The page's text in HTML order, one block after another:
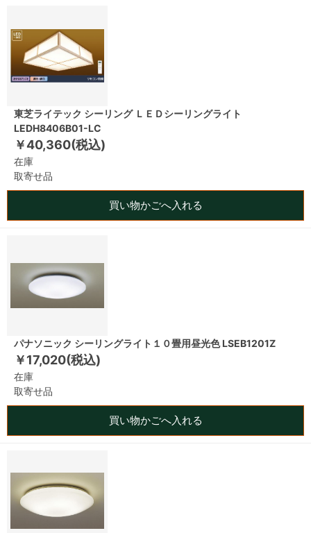
東芝ライテック シーリング ＬＥＤシーリングライト
LEDH8406B01-LC
￥40,360(税込)
在庫
取寄せ品
買い物かごへ入れる
パナソニック シーリングライト１０畳用昼光色 LSEB1201Z
￥17,020(税込)
在庫
取寄せ品
買い物かごへ入れる